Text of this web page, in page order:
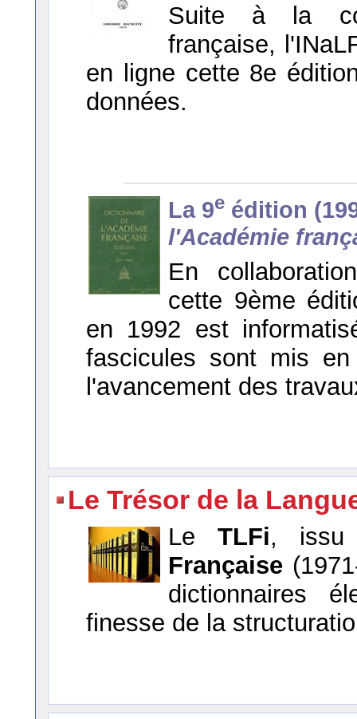
Suite à la
française,
en ligne cette 8e
données.
La 9e édition
l'Académie
En
cette 9ème
en 1992 est
fascicules sont mis
l'avancement des
Le Trésor de la
Le TLFi,
Française
dictionnaires
finesse de la